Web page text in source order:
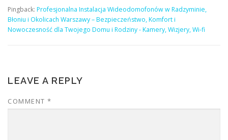
Pingback: Profesjonalna Instalacja Wideodomofonów w Radzyminie,
Błoniu i Okolicach Warszawy – Bezpieczeństwo, Komfort i
Nowoczesność dla Twojego Domu i Rodziny - Kamery, Wizjery, Wi-fi
LEAVE A REPLY
COMMENT *